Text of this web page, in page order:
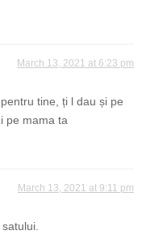
March 13, 2021 at 6:23 pm
tine, ți l dau și pe
pe mama ta
March 13, 2021 at 9:11 pm